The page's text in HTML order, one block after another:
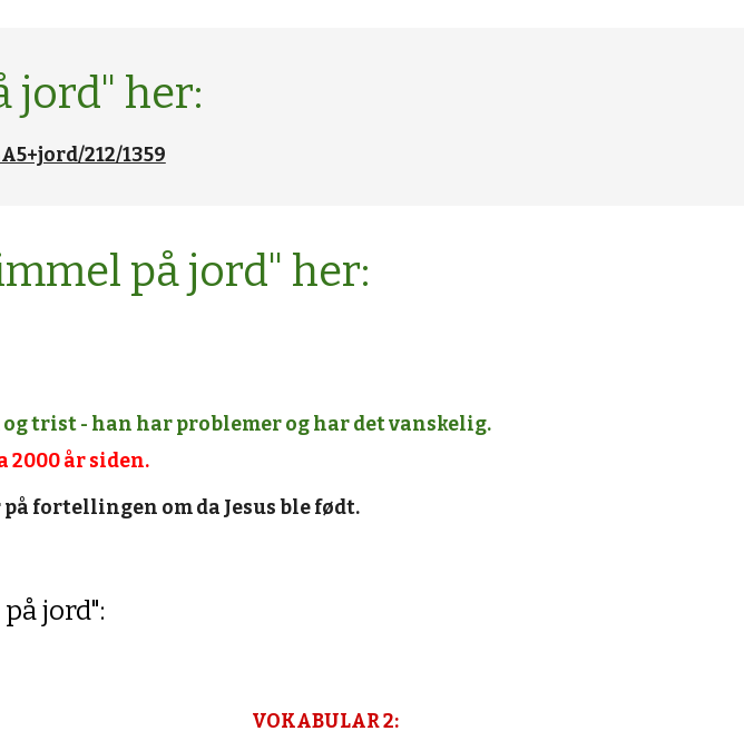
jord" her:
212/1359
på jord" her:
trist - han har problemer og har det vanskelig.
år siden.
fortellingen om da Jesus ble født.
jord":
VOKABULAR 2: